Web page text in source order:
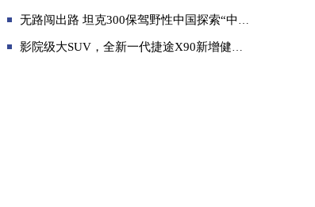
无路闯出路 坦克300保驾野性中国探索“中国第一高树”
影院级大SUV，全新一代捷途X90新增健康升级包